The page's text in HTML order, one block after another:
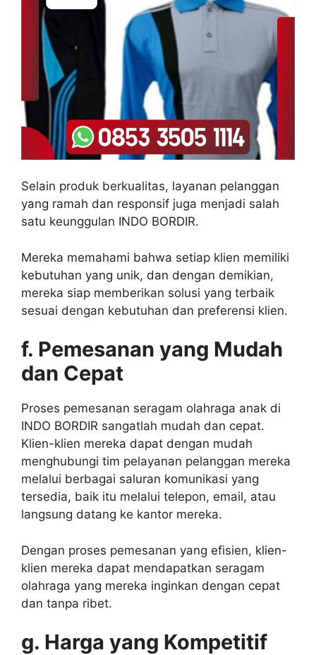
Selain produk berkualitas, layanan pelanggan
yang ramah dan responsif juga menjadi salah
satu keunggulan INDO BORDIR.
Mereka memahami bahwa setiap klien memiliki
kebutuhan yang unik, dan dengan demikian,
mereka siap memberikan solusi yang terbaik
sesuai dengan kebutuhan dan preferensi klien.
f. Pemesanan yang Mudah
dan Cepat
Proses pemesanan seragam olahraga anak di
INDO BORDIR sangatlah mudah dan cepat.
Klien-klien mereka dapat dengan mudah
menghubungi tim pelayanan pelanggan mereka
melalui berbagai saluran komunikasi yang
tersedia, baik itu melalui telepon, email, atau
langsung datang ke kantor mereka.
Dengan proses pemesanan yang efisien, klien-
klien mereka dapat mendapatkan seragam
olahraga yang mereka inginkan dengan cepat
dan tanpa ribet.
g. Harga yang Kompetitif